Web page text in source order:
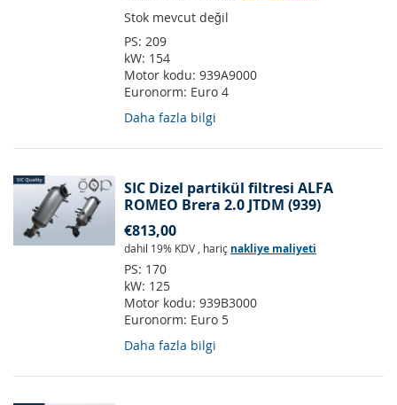
Stok mevcut değil
PS: 209
kW: 154
Motor kodu: 939A9000
Euronorm: Euro 4
Daha fazla bilgi
SIC Dizel partikül filtresi ALFA
ROMEO Brera 2.0 JTDM (939)
€813,00
dahil 19% KDV , hariç nakliye maliyeti
PS: 170
kW: 125
Motor kodu: 939B3000
Euronorm: Euro 5
Daha fazla bilgi